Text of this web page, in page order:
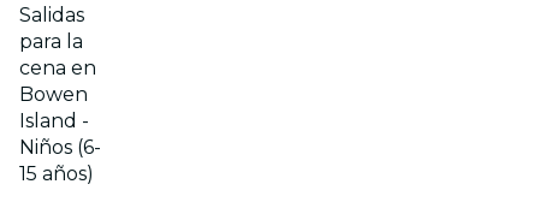
Salidas
para la
cena en
Bowen
Island -
Niños (6-
15 años)